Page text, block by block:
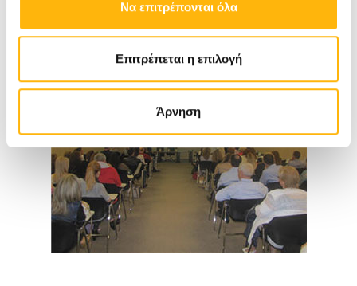
Να επιτρέπονται όλα
Επιτρέπεται η επιλογή
Άρνηση